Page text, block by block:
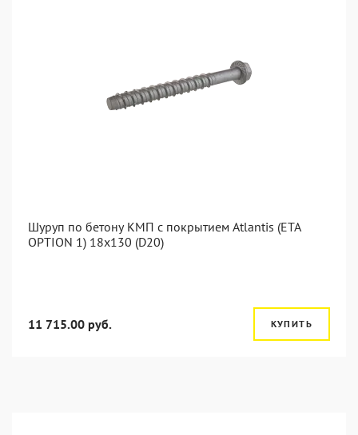
Шуруп по бетону КМП с покрытием Atlantis (ETA
OPTION 1) 18x130 (D20)
11 715.00 руб. КУПИТЬ